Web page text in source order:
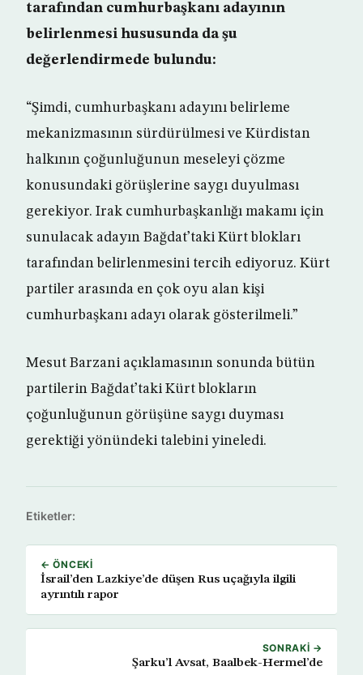
tarafından cumhurbaşkanı adayının
belirlenmesi hususunda da şu
değerlendirmede bulundu:
“Şimdi, cumhurbaşkanı adayını belirleme
mekanizmasının sürdürülmesi ve Kürdistan
halkının çoğunluğunun meseleyi çözme
konusundaki görüşlerine saygı duyulması
gerekiyor. Irak cumhurbaşkanlığı makamı için
sunulacak adayın Bağdat’taki Kürt blokları
tarafından belirlenmesini tercih ediyoruz. Kürt
partiler arasında en çok oyu alan kişi
cumhurbaşkanı adayı olarak gösterilmeli.”
Mesut Barzani açıklamasının sonunda bütün
partilerin Bağdat’taki Kürt blokların
çoğunluğunun görüşüne saygı duyması
gerektiği yönündeki talebini yineledi.
Etiketler:
← ÖNCEKI
İsrail’den Lazkiye’de düşen Rus uçağıyla ilgili
ayrıntılı rapor
SONRAKI →
Şarku’l Avsat, Baalbek-Hermel’de